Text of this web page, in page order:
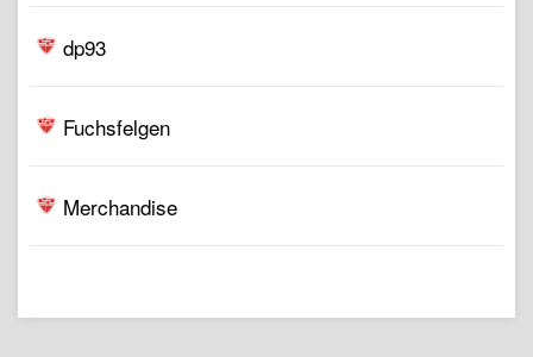
dp93
Fuchsfelgen
Merchandise